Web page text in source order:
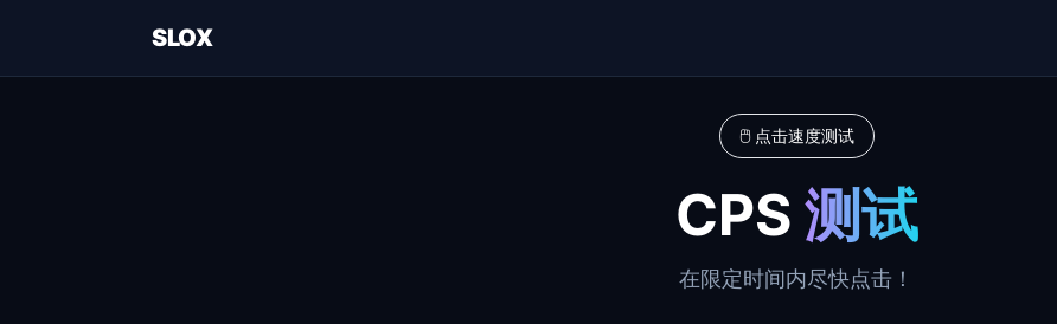
SLOX
🖱️ 点击速度测试
CPS 测试
在限定时间内尽快点击！